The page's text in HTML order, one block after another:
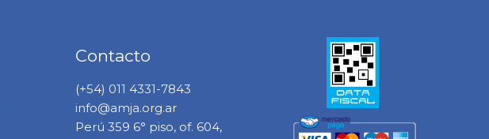
Contacto
(+54) 011 4331-7843
info@amja.org.ar
Perú 359 6° piso, of. 604,